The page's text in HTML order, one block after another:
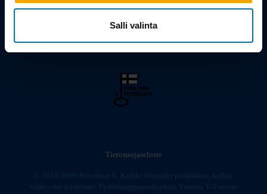
Salli valinta
Ma-Pe 10-19, La 10-15
Tietosuojaseloste
© 2010-2099 Bikeshop.fi. Kaikki oikeudet pidätetään, kaikki
vääryydet kostetaan. Pyöräkauppaosakeyhtiö Turusta Y-Tunnus